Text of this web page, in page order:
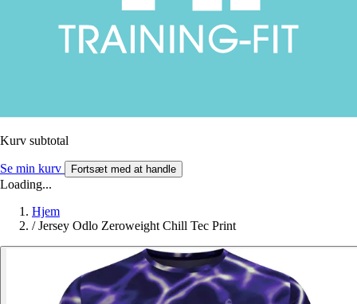
Kurv subtotal
Se min kurv Fortsæt med at handle
Loading...
Hjem
/ Jersey Odlo Zeroweight Chill Tec Print